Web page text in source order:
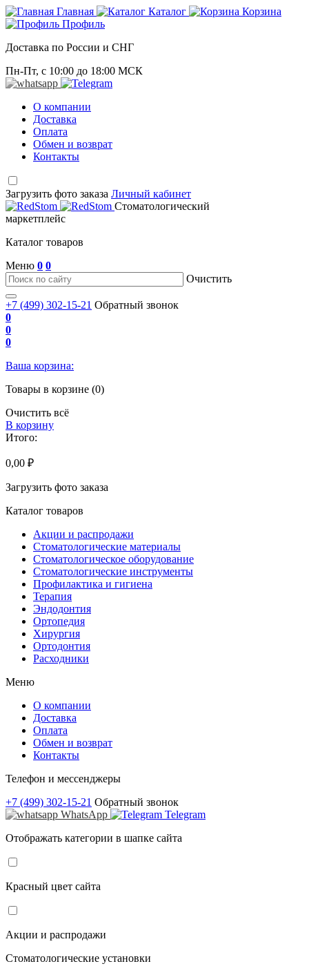
Главная Каталог
Корзина
Профиль
Доставка по России и СНГ
Пн-Пт, с 10:00 до 18:00 МСК
О компании
Доставка
Оплата
Обмен и возврат
Контакты
Загрузить фото заказа Личный кабинет
Стоматологический
маркетплейс
Каталог товаров
Меню 0 0
Очистить
+7 (499) 302-15-21 Обратный звонок
0
0
0
Ваша корзина:
Товары в корзине (0)
Очистить всё
В корзину
Итого:
0,00 ₽
Загрузить фото заказа
Каталог товаров
Акции и распродажи
Стоматологические материалы
Стоматологическое оборудование
Стоматологические инструменты
Профилактика и гигиена
Терапия
Эндодонтия
Ортопедия
Хирургия
Ортодонтия
Расходники
Меню
О компании
Доставка
Оплата
Обмен и возврат
Контакты
Телефон и мессенджеры
+7 (499) 302-15-21 Обратный звонок
WhatsApp
Telegram
Отображать категории в шапке сайта
Красный цвет сайта
Акции и распродажи
Стоматологические установки